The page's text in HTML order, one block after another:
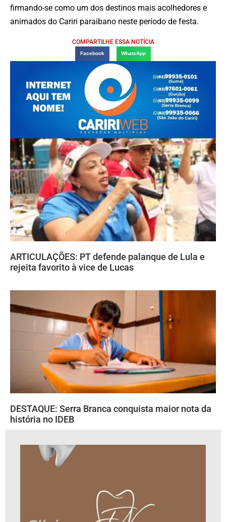
firmando-se como um dos destinos mais acolhedores e
animados do Cariri paraibano neste período de festa.
COMPARTILHE ESSA NOTÍCIA
Facebook WhatsApp
ARTICULAÇÕES: PT defende palanque de Lula e
rejeita favorito à vice de Lucas
DESTAQUE: Serra Branca conquista maior nota da
história no IDEB